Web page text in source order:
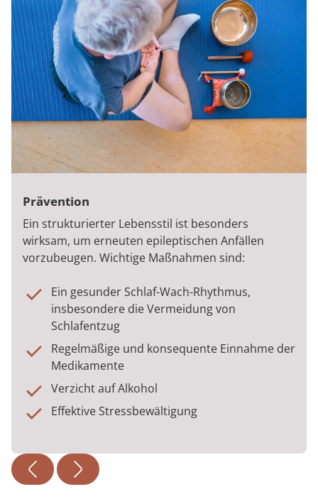
Prävention
Ein strukturierter Lebensstil ist besonders
wirksam, um erneuten epileptischen Anfällen
vorzubeugen. Wichtige Maßnahmen sind:
Ein gesunder Schlaf-Wach-Rhythmus,
insbesondere die Vermeidung von
Schlafentzug
Regelmäßige und konsequente Einnahme der
Medikamente
Verzicht auf Alkohol
Effektive Stressbewältigung